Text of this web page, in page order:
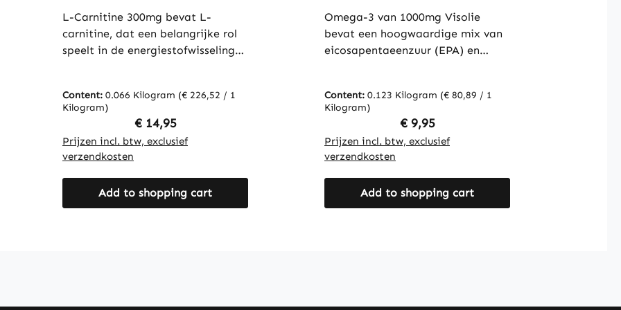
Vitalstoffe
L-Carnitine 300mg bevat L-
carnitine, dat een belangrijke rol
speelt in de energiestofwisseling
energiebron kunnen worden
gebruikt. De capsules zijn omhuld
met hydroxypropylmethylcellulose,
een plantaardig omhulmiddel, en
en stabiliteit van de capsules te
waarborgen. Deze formulering
Content: 0.066 Kilogram (€ 226,52 / 1
Kilogram)
Regular price:
€ 14,95
Prijzen incl. btw, exclusief
verzendkosten
Add to shopping cart
Vitalstoffe
Omega-3 van 1000mg Visolie
bevat een hoogwaardige mix van
eicosapentaeenzuur (EPA) en
essentiële vetzuren staan bekend
om hun bijdrage aan het
algemene welzijn en de
gezondheid. Elke softgel levert
deze belangrijke omega-3
vetzuren. De verpakking bevat 90
Content: 0.123 Kilogram (€ 80,89 / 1
Kilogram)
Regular price:
€ 9,95
Prijzen incl. btw, exclusief
verzendkosten
Add to shopping cart